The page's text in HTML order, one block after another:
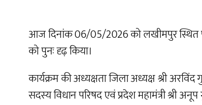
आज दिनांक 06/05/2026 को लखीमपुर स्थित
को पुनः दृढ़ किया।
कार्यक्रम की अध्यक्षता जिला अध्यक्ष श्री अरविंद
सदस्य विधान परिषद एवं प्रदेश महामंत्री श्री अनूप